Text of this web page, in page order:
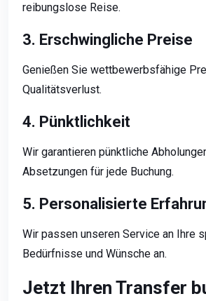
reibungslose Reise.
3. Erschwingliche Preise
Genießen Sie wettbewerbsfähige
Qualitätsverlust.
4. Pünktlichkeit
Wir garantieren pünktliche
Absetzungen für jede Buchung.
5. Personalisierte
Wir passen unseren Service an Ihre
Bedürfnisse und Wünsche an.
Jetzt Ihren Transfer